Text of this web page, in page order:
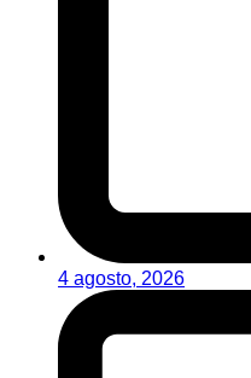
4 agosto, 2026